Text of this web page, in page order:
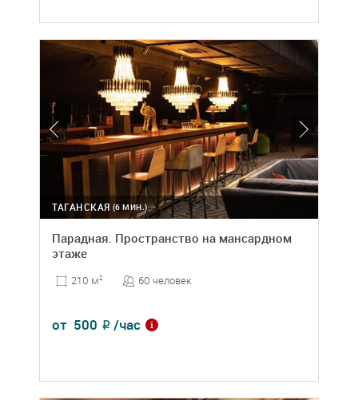
(6 МИН.)
ТАГАНСКАЯ
Парадная. Пространство на мансардном
этаже
210 м2 60 человек
от 500 ₽ /час